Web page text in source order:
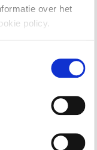
over het
policy.Milieu
en